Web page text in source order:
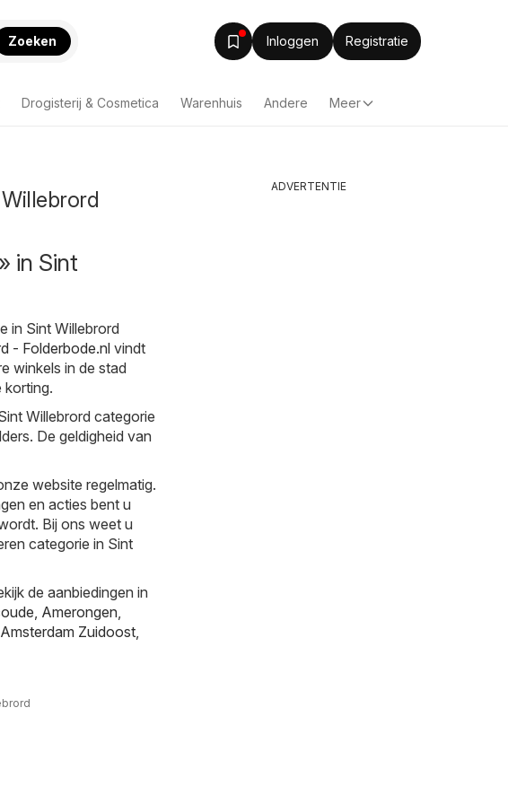
Zoeken Inloggen Registratie
Drogisterij & Cosmetica Warenhuis Andere Meer
in Sint
in Sint Willebrord
- Folderbode.nl vindt
winkels in de stad
korting.
Willebrord categorie
De geldigheid van
website regelmatig.
en acties bent u
Bij ons weet u
categorie in Sint
de aanbiedingen in
, Amerongen,
Amsterdam Zuidoost,
ADVERTENTIE